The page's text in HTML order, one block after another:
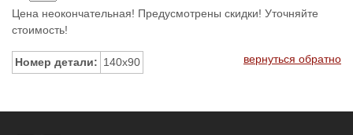
Цена неокончательная! Предусмотрены скидки! Уточняйте
стоимость!
Номер детали: 140x90 вернуться обратно